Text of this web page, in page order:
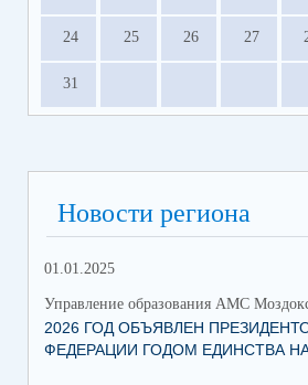
24 25 26 27
31
Новости региона
01.01.2025
Управление образования АМС
2026 ГОД ОБЪЯВЛЕН
ФЕДЕРАЦИИ ГОДОМ ЕДИНСТВА